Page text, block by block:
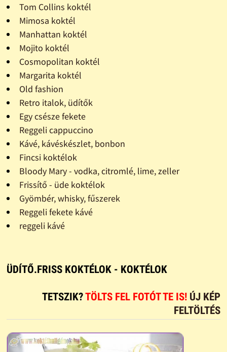
Tom Collins koktél
Mimosa koktél
Manhattan koktél
Mojito koktél
Cosmopolitan koktél
Margarita koktél
Old fashion
Retro italok, üdítők
Egy csésze fekete
Reggeli cappuccino
Kávé, kávéskészlet, bonbon
Fincsi koktélok
Bloody Mary - vodka, citromlé, lime, zeller
Frissítő - üde koktélok
Gyömbér, whisky, fűszerek
Reggeli fekete kávé
reggeli kávé
ÜDÍTŐ.FRISS KOKTÉLOK - KOKTÉLOK
TETSZIK?TÖLTS FEL FOTÓT TE IS! ÚJ KÉP
FELTÖLTÉS